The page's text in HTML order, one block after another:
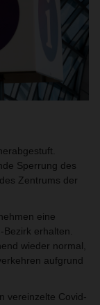
Sperrung des
Zentrums der
eine
erhalten.
wieder normal,
aufgrund
vereinzelte Covid-